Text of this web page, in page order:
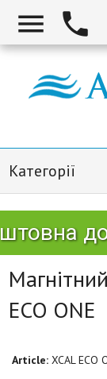
 
Категорії
ECO ONE
Article: XCAL ECO